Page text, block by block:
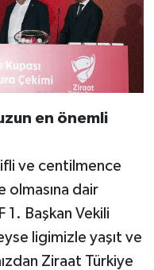
en önemli
ve centilmence
olmasına dair
Başkan Vekili
ligimizle yaşıt ve
Ziraat Türkiye